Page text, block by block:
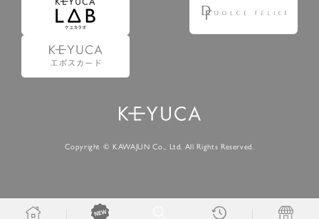
Copyright © KAWAJUN Co., Ltd. All Rights Reserved.